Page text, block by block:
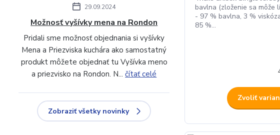
bavlna (zloženie sa môže
- 97 % bavlna, 3 %
85 %...
Zvoliť
29.09.2024
Možnosť vyšívky mena na Rondon
Pridali sme možnosť objednania si vyšívky
Mena a Priezviska kuchára ako samostatný
produkt môžete objednať tu Vyšívka meno
a priezvisko na Rondon. N...čítať celé
Zobraziť všetky novinky